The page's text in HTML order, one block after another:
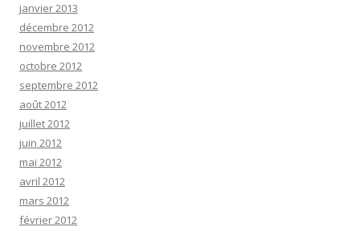
janvier 2013
décembre 2012
novembre 2012
octobre 2012
septembre 2012
août 2012
juillet 2012
juin 2012
mai 2012
avril 2012
mars 2012
février 2012